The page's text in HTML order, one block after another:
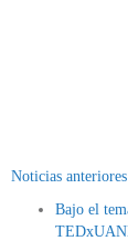
Noticias anteriores
Bajo el